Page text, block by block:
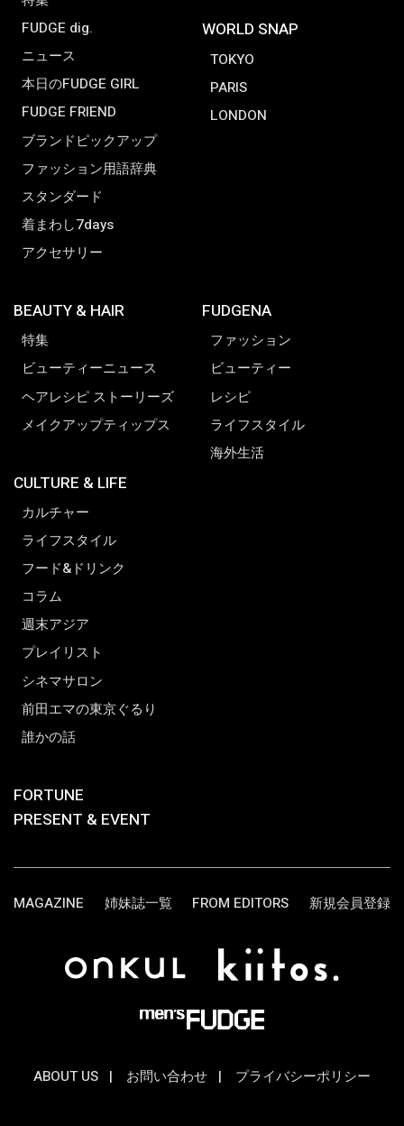
FUDGE dig.
ニュース
本日のFUDGE GIRL
FUDGE FRIEND
ブランドピックアップ
ファッション用語辞典
スタンダード
着まわし7days
アクセサリー
WORLD SNAP
TOKYO
PARIS
LONDON
BEAUTY & HAIR
特集
ビューティーニュース
ヘアレシピ ストーリーズ
メイクアップティップス
CULTURE & LIFE
カルチャー
ライフスタイル
フード&ドリンク
コラム
週末アジア
プレイリスト
シネマサロン
前田エマの東京ぐるり
誰かの話
FUDGENA
ファッション
ビューティー
レシピ
ライフスタイル
海外生活
FORTUNE
PRESENT & EVENT
MAGAZINE 姉妹誌一覧 FROM EDITORS 新規会員登録
ABOUT US お問い合わせ プライバシーポリシー